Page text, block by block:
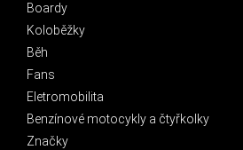
Boardy
Koloběžky
Běh
Fans
Eletromobilita
Benzínové motocykly a čtyřkolky
Značky